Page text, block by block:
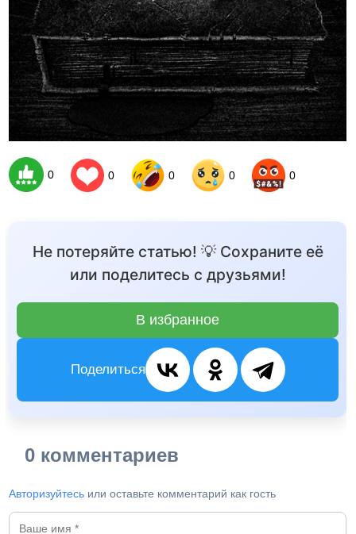
0 0 0 0 0
Не потеряйте статью! 💡 Сохраните её
или поделитесь с друзьями!
В избранное
Поделиться
0 комментариев
Авторизуйтесь или оставьте комментарий как гость